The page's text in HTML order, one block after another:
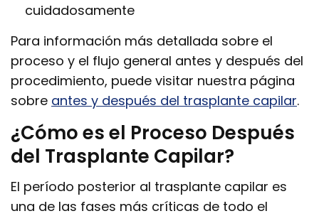
cuidadosamente
Para información más detallada sobre el
proceso y el flujo general antes y después del
procedimiento, puede visitar nuestra página
sobre antes y después del trasplante capilar.
¿Cómo es el Proceso Después
del Trasplante Capilar?
El período posterior al trasplante capilar es
una de las fases más críticas de todo el